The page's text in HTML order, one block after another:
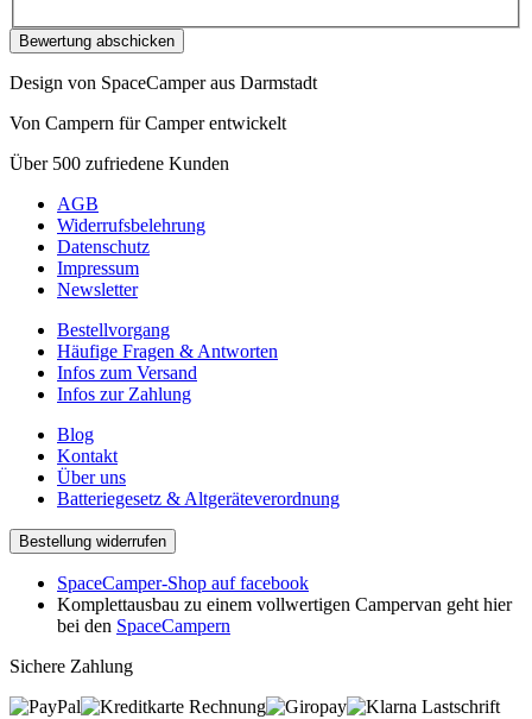
Bewertung abschicken
Design von SpaceCamper aus Darmstadt
Von Campern für Camper entwickelt
Über 500 zufriedene Kunden
AGB
Widerrufsbelehrung
Datenschutz
Impressum
Newsletter
Bestellvorgang
Häufige Fragen & Antworten
Infos zum Versand
Infos zur Zahlung
Blog
Kontakt
Über uns
Batteriegesetz & Altgeräteverordnung
Bestellung widerrufen
SpaceCamper-Shop auf facebook
Komplettausbau zu einem vollwertigen Campervan geht hier
bei den SpaceCampern
Sichere Zahlung
Rechnung
Lastschrift